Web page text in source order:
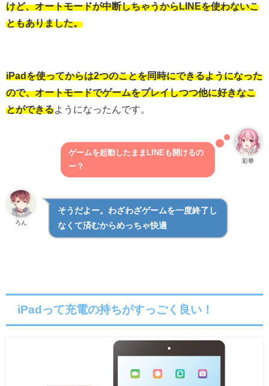
けど、オートモードが中断しちゃうからLINEを使わないこ
ともありました。
iPadを使ってからは2つのことを同時にできるようになった
ので、オートモードでゲームをプレイしつつ他に好きなこ
とができる ようになったんです。
彩華
ゲームを起動したままLINEも開けるの
ー？
ろん
そうだよー。わざわざゲームを一度終了し
なくて済むからめっちゃ快適
iPadって充電の持ちがすっごく良い！